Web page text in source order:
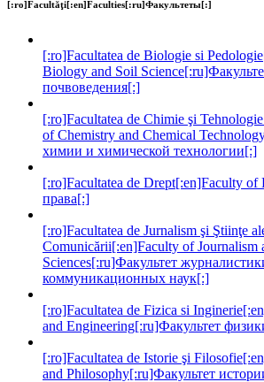
[:ro]Facultăţi[:en]Faculties[:ru]Факультеты[:]
[:ro]Facultatea de Biologie si
Biology and Soil
почвоведения[:]
[:ro]Facultatea de Chimie şi
of Chemistry and Chemical
химии и химической технологии[:]
[:ro]Facultatea de Drept[:en]Faculty
права[:]
[:ro]Facultatea de Jurnalism şi Ştiinţe
Comunicării[:en]Faculty of Journalism
Sciences[:ru]Факультет
коммуникационных наук[:]
[:ro]Facultatea de Fizica si
and Engineering[:ru]Факультет
[:ro]Facultatea de Istorie şi
and Philosophy[:ru]Факультет